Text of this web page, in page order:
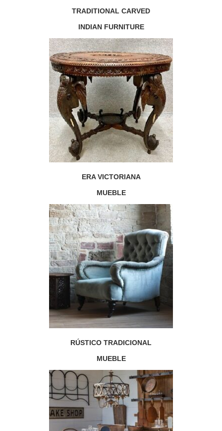
TRADITIONAL CARVED
INDIAN FURNITURE
ERA VICTORIANA
MUEBLE
RÚSTICO TRADICIONAL
MUEBLE